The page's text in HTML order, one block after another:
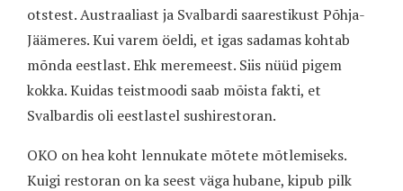
otstest. Austraaliast ja Svalbardi saarestikust Põhja-
Jäämeres. Kui varem öeldi, et igas sadamas kohtab
mõnda eestlast. Ehk meremeest. Siis nüüd pigem
kokka. Kuidas teistmoodi saab mõista fakti, et
Svalbardis oli eestlastel sushirestoran.
OKO on hea koht lennukate mõtete mõtlemiseks.
Kuigi restoran on ka seest väga hubane, kipub pilk